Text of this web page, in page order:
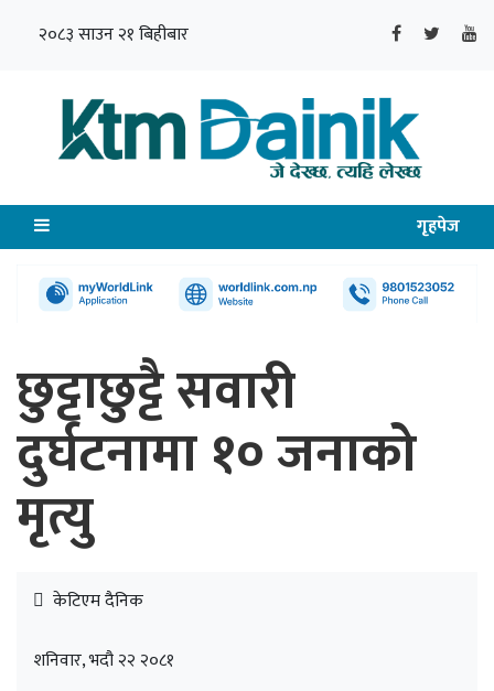
२०८३ साउन २१ बिहीबार
गृहपेज
छुट्टाछुट्टै सवारी
दुर्घटनामा १० जनाको
मृत्यु
केटिएम दैनिक
शनिवार, भदौ २२ २०८१